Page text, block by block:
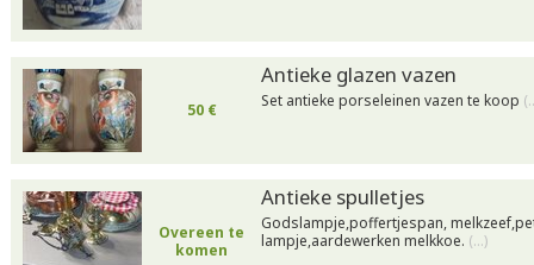
50 €
Antieke glazen vazen
Set antieke porseleinen vazen te koop
Overeen te
komen
Antieke spulletjes
Godslampje,poffertjespan,
lampje,aardewerken melkkoe. (…)